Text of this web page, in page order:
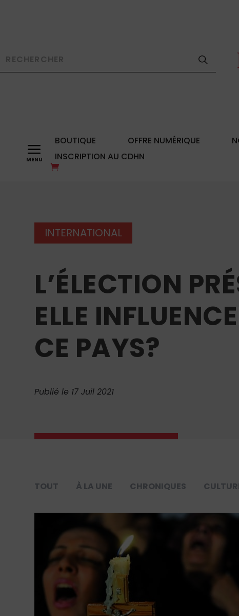
a BOUTIQUE OFFRE NUMÉRIQUE
INSCRIPTION AU CDHN
INTERNATIONAL
L’ÉLECTION
ELLE
CE PAYS?
Publié le 17 Juil 2021
TOUT À LA UNE CHRONIQUES